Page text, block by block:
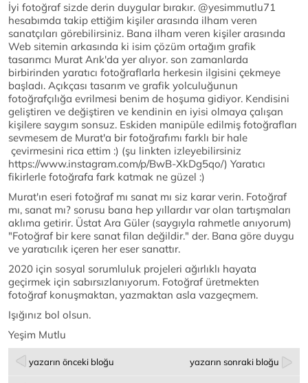
İyi fotoğraf sizde derin duygular bırakır. @yesimmutlu71
hesabımda takip ettiğim kişiler arasında ilham veren
sanatçıları görebilirsiniz. Bana ilham veren kişiler arasında
Web sitemin arkasında ki isim çözüm ortağım grafik
tasarımcı Murat Arık'da yer alıyor. son zamanlarda
birbirinden yaratıcı fotoğraflarla herkesin ilgisini çekmeye
başladı. Açıkçası tasarım ve grafik yolculuğunun
fotoğrafçılığa evrilmesi benim de hoşuma gidiyor. Kendisini
geliştiren ve değiştiren ve kendinin en iyisi olmaya çalışan
kişilere saygım sonsuz. Eskiden manipüle edilmiş fotoğrafları
sevmesem de Murat'a bir fotoğrafımı farklı bir hale
çevirmesini rica ettim :) (şu linkten izleyebilirsiniz
https://www.instagram.com/p/BwB-XkDg5qo/) Yaratıcı
fikirlerle fotoğrafa fark katmak ne güzel :)
Murat'ın eseri fotoğraf mı sanat mı siz karar verin. Fotoğraf
mı, sanat mı? sorusu bana hep yıllardır var olan tartışmaları
aklıma getirir. Üstat Ara Güler (saygıyla rahmetle anıyorum)
"Fotoğraf bir kere sanat filan değildir." der. Bana göre duygu
ve yaratıcılık içeren her eser sanattır.
2020 için sosyal sorumluluk projeleri ağırlıklı hayata
geçirmek için sabırsızlanıyorum. Fotoğraf üretmekten
fotoğraf konuşmaktan, yazmaktan asla vazgeçmem.
Işığınız bol olsun.
Yeşim Mutlu
yazarın önceki bloğu yazarın sonraki bloğu